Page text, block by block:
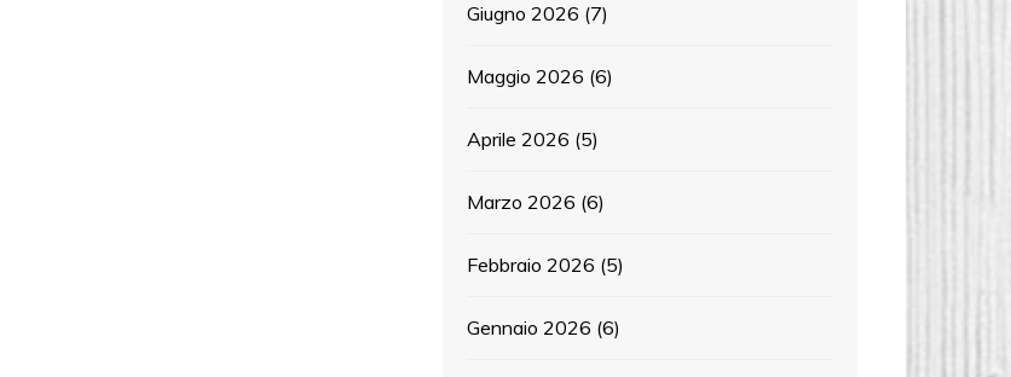
Giugno 2026 (7)
Maggio 2026 (6)
Aprile 2026 (5)
Marzo 2026 (6)
Febbraio 2026 (5)
Gennaio 2026 (6)